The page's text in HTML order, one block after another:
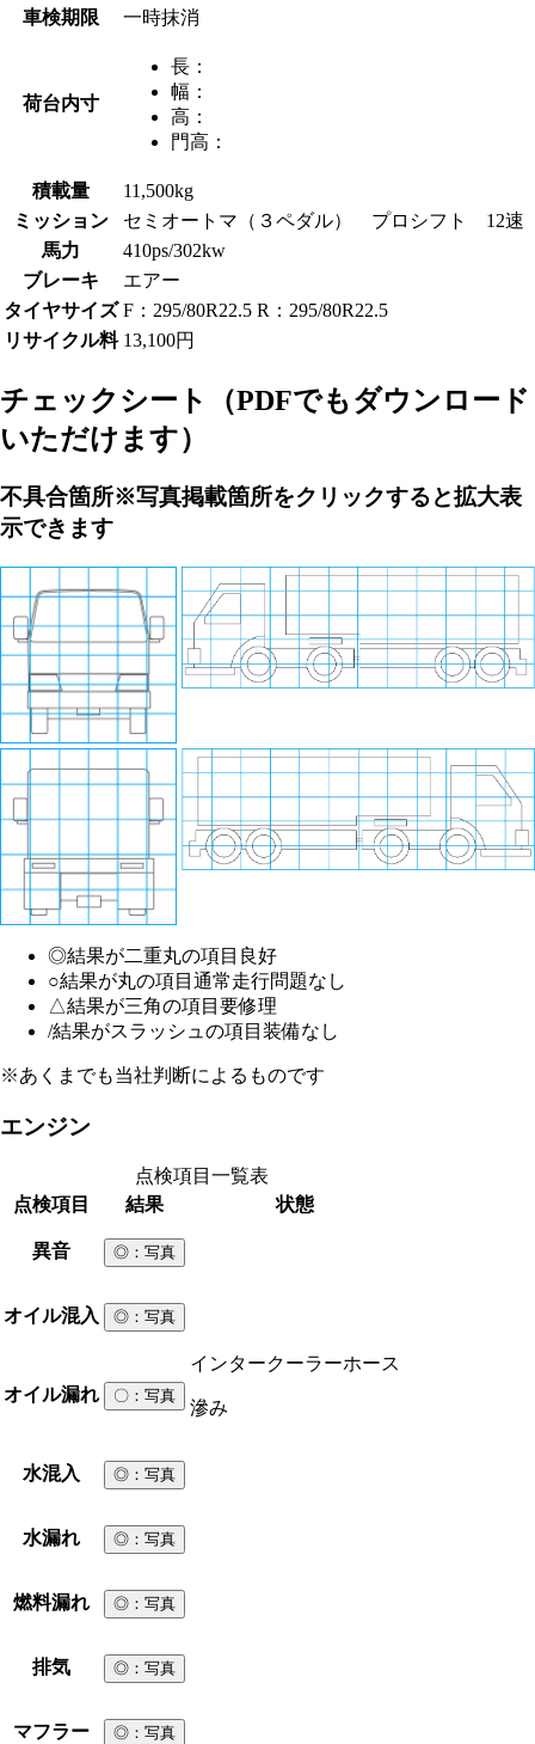
車検期限
一時抹消
荷台内寸
長：
幅：
高：
門高：
積載量
11,500kg
ミッション
セミオートマ（３ペダル） プロシフト 12速
馬力
410ps/302kw
ブレーキ
エアー
タイヤサイズ F：295/80R22.5 R：295/80R22.5
リサイクル料 13,100円
チェックシート
（PDFでもダウンロード
いただけます）
不具合箇所※写真掲載箇所をクリックすると拡大表
示できます
◎結果が二重丸の項目 良好
○結果が丸の項目 通常走行問題なし
△結果が三角の項目 要修理
/結果がスラッシュの項目 装備なし
※あくまでも当社判断によるものです
エンジン
点検項目一覧表
点検項目
結果 状態
異音 ◎ ：写真
オイル混入 ◎ ：写真
オイル漏れ 〇 ：写真
インタークーラーホース
滲み
水混入 ◎ ：写真
水漏れ ◎ ：写真
燃料漏れ ◎ ：写真
排気 ◎ ：写真
マフラー ◎ ：写真